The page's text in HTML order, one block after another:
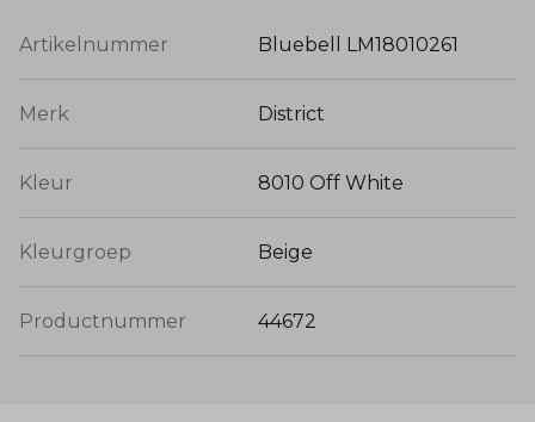
Artikelnummer Bluebell LM18010261
Merk District
Kleur 8010 Off White
Kleurgroep Beige
Productnummer 44672